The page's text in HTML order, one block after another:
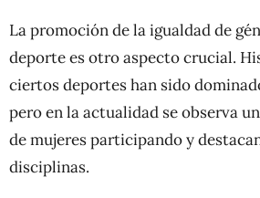
La promoción de la igualdad de
deporte es otro aspecto crucial.
ciertos deportes han sido
pero en la actualidad se observa
de mujeres participando y
disciplinas.